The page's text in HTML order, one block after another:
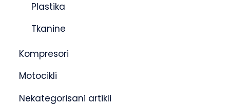
Plastika
Tkanine
Kompresori
Motocikli
Nekategorisani artikli